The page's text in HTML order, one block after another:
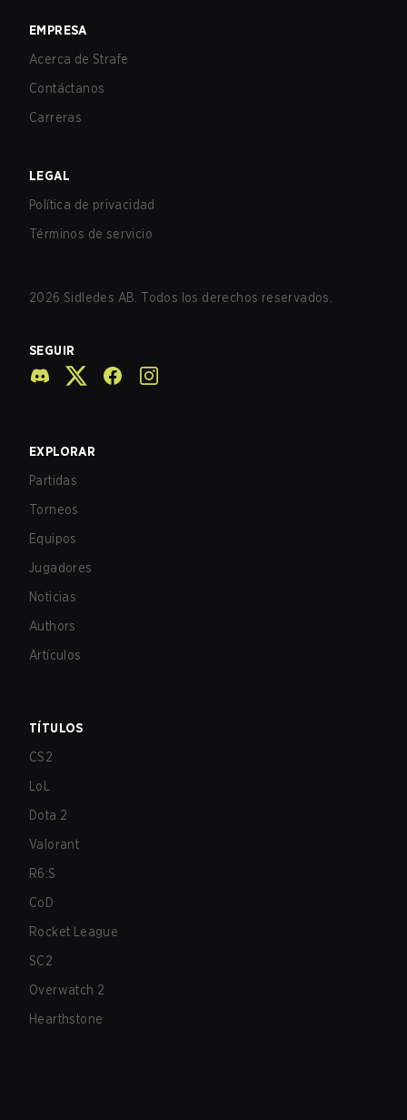
EMPRESA
Acerca de Strafe
Contáctanos
Carreras
LEGAL
Política de privacidad
Términos de servicio
2026 Sidledes AB. Todos los derechos reservados.
SEGUIR
EXPLORAR
Partidas
Torneos
Equipos
Jugadores
Noticias
Authors
Artículos
TÍTULOS
CS2
LoL
Dota 2
Valorant
R6:S
CoD
Rocket League
SC2
Overwatch 2
Hearthstone